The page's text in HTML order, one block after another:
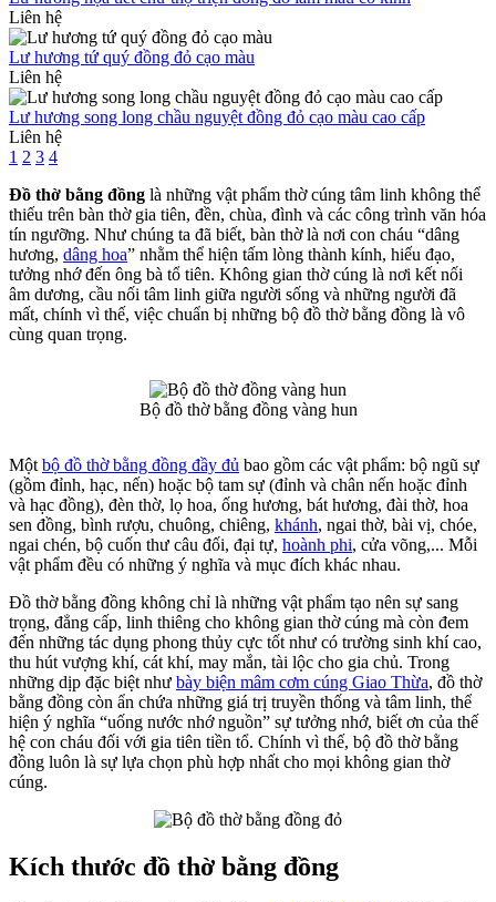
Liên hệ
Lư hương tứ quý đồng đỏ cạo màu
Liên hệ
Lư hương song long chầu nguyệt đồng đỏ cạo màu cao cấp
Liên hệ
1 2 3 4
Đồ thờ bằng đồng là những vật phẩm thờ cúng tâm linh không thể
thiếu trên bàn thờ gia tiên, đền, chùa, đình và các công trình văn hóa
tín ngưỡng. Như chúng ta đã biết, bàn thờ là nơi con cháu “dâng
hương, dâng hoa” nhằm thể hiện tấm lòng thành kính, hiếu đạo,
tưởng nhớ đến ông bà tổ tiên. Không gian thờ cúng là nơi kết nối
âm dương, cầu nối tâm linh giữa người sống và những người đã
mất, chính vì thế, việc chuẩn bị những bộ đồ thờ bằng đồng là vô
cùng quan trọng.
Bộ đồ thờ bằng đồng vàng hun
Một bộ đồ thờ bằng đồng đầy đủ bao gồm các vật phẩm: bộ ngũ sự
(gồm đỉnh, hạc, nến) hoặc bộ tam sự (đỉnh và chân nến hoặc đỉnh
và hạc đồng), đèn thờ, lọ hoa, ống hương, bát hương, đài thờ, hoa
sen đồng, bình rượu, chuông, chiêng, khánh, ngai thờ, bài vị, chóe,
ngai chén, bộ cuốn thư câu đối, đại tự, hoành phi, cửa võng,... Mỗi
vật phẩm đều có những ý nghĩa và mục đích khác nhau.
Đồ thờ bằng đồng không chỉ là những vật phẩm tạo nên sự sang
trọng, đẳng cấp, linh thiêng cho không gian thờ cúng mà còn đem
đến những tác dụng phong thủy cực tốt như có trường sinh khí cao,
thu hút vượng khí, cát khí, may mắn, tài lộc cho gia chủ. Trong
những dịp đặc biệt như bày biện mâm cơm cúng Giao Thừa, đồ thờ
bằng đồng còn ẩn chứa những giá trị truyền thống và tâm linh, thể
hiện ý nghĩa “uống nước nhớ nguồn” sự tưởng nhớ, biết ơn của thế
hệ con cháu đối với gia tiên tiền tổ. Chính vì thế, bộ đồ thờ bằng
đồng luôn là sự lựa chọn phù hợp nhất cho mọi không gian thờ
cúng.
Kích thước đồ thờ bằng đồng